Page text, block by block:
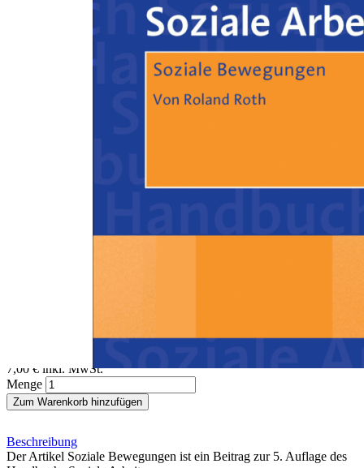
Soziale Bewegungen
7,00 € inkl. MwSt.
Menge
Zum Warenkorb hinzufügen
Beschreibung
Der Artikel Soziale Bewegungen ist ein Beitrag zur 5. Auflage des